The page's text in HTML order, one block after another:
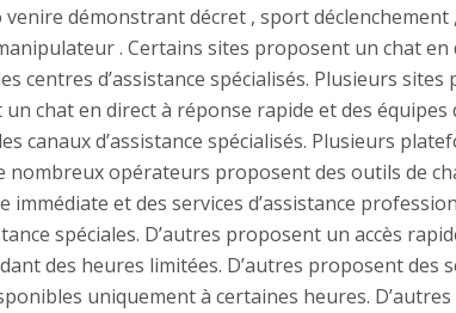
démonstrant décret , sport
. Certains sites proposent un chat
centres d’assistance spécialisés. Plusieurs
chat en direct à réponse rapide et des
canaux d’assistance spécialisés. Plusieurs
nombreux opérateurs proposent des outils de
immédiate et des services d’assistance
spéciales. D’autres proposent un accès
des heures limitées. D’autres proposent des
uniquement à certaines heures.